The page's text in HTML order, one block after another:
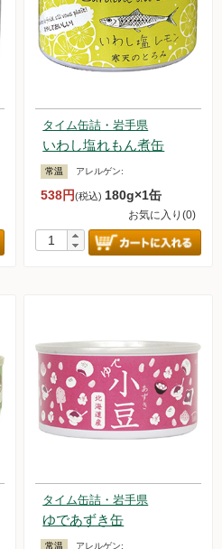
タイム缶詰・岩手県
いわし塩れもん煮缶
常温 アレルゲン:
538円(税込) 180g×1缶
お気に入り(0)
タイム缶詰・岩手県
ゆであずき缶
常温 アレルゲン: